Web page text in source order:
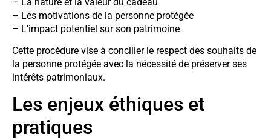
– Les motivations de la personne protégée
– L’impact potentiel sur son patrimoine
Cette procédure vise à concilier le respect des souhaits de
la personne protégée avec la nécessité de préserver ses
intérêts patrimoniaux.
Les enjeux éthiques et
pratiques